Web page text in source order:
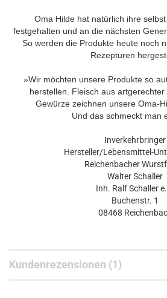
Oma Hilde hat natürlich ihre
festgehalten und an die nächsten
So werden die Produkte heute noch
Rezepturen
»Wir möchten unsere Produkte so
herstellen. Fleisch aus
Gewürze zeichnen unsere Oma-
Und das schmeckt man
Inverkehrbringer
Hersteller/Lebensmittel-
Reichenbacher
Walter Schaller
Inh. Ralf Schaller
Buchenstr. 1
08468
Kundenrezensionen (1)